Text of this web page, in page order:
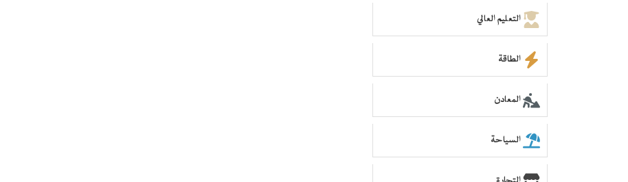
التعليم العالي
الطاقة
المعادن
السياحة